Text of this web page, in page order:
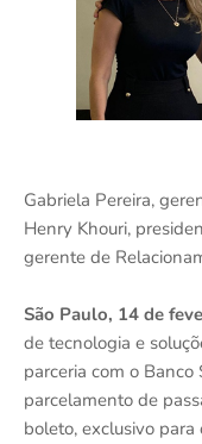
Gabriela Pereira,
Henry Khouri,
gerente de
São Paulo, 14 de
de tecnologia e
parceria com o
parcelamento de
boleto, exclusivo para